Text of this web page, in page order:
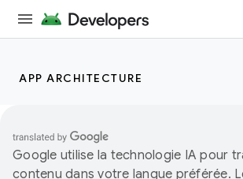
APP ARCHITECTURE
Google utilise la technologie IA pour
contenu dans votre langue préférée.